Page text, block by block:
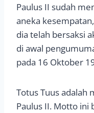
Paulus II sudah
aneka
dia telah bersaksi
di awal
pada 16 Oktober
Totus Tuus adalah
Paulus II. Motto ini